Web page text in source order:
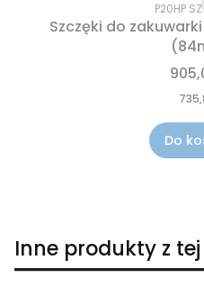
P20HP
Szczęki do
Do
Inne produkty z